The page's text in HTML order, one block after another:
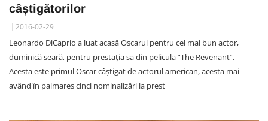
câștigătorilor
2016-02-29
Leonardo DiCaprio a luat acasă Oscarul pentru cel mai bun actor,
duminică seară, pentru prestația sa din pelicula ”The Revenant”.
Acesta este primul Oscar câștigat de actorul american, acesta mai
având în palmares cinci nominalizări la prest